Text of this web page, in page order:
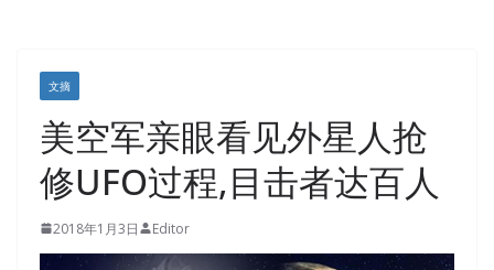
文摘
美空军亲眼看见外星人抢
修UFO过程,目击者达百人
2018年1月3日 Editor